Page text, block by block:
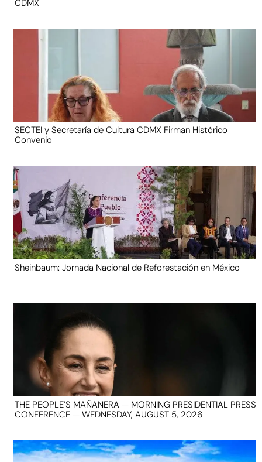
CDMX
SECTEI y Secretaría de Cultura CDMX Firman Histórico
Convenio
Sheinbaum: Jornada Nacional de Reforestación en México
THE PEOPLE’S MAÑANERA — MORNING PRESIDENTIAL PRESS
CONFERENCE — WEDNESDAY, AUGUST 5, 2026